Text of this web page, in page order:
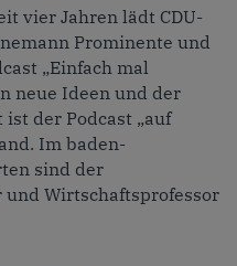
vier Jahren lädt CDU-
Prominente und
„Einfach mal
neue Ideen und der
der Podcast „auf
Im baden-
sind der
und Wirtschaftsprofessor